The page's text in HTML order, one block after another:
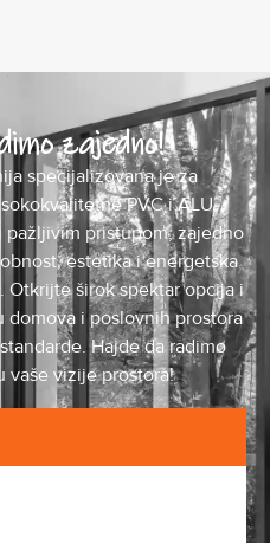
zajedno!
specijalizovana je za
PVC i ALU
pažljivim pristupom, zajedno
estetika i energetska
Otkrijte širok spektar opcija i
domova i poslovnih prostora
Hajde da radimo
vaše vizije prostora!